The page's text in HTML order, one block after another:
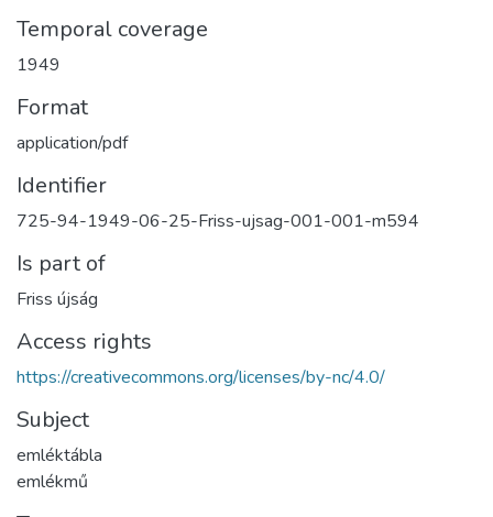
Temporal coverage
1949
Format
application/pdf
Identifier
725-94-1949-06-25-Friss-ujsag-001-001-m594
Is part of
Friss újság
Access rights
https://creativecommons.org/licenses/by-nc/4.0/
Subject
emléktábla
emlékmű